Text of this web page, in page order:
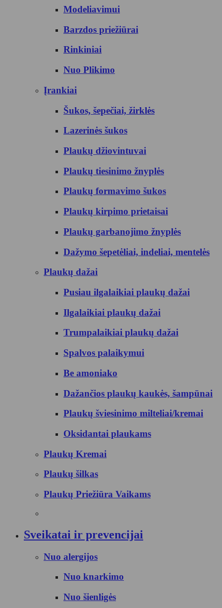
Modeliavimui
Barzdos priežiūrai
Rinkiniai
Nuo Plikimo
Įrankiai
Šukos, šepečiai, žirklės
Lazerinės šukos
Plaukų džiovintuvai
Plaukų tiesinimo žnyplės
Plaukų formavimo šukos
Plaukų kirpimo prietaisai
Plaukų garbanojimo žnyplės
Dažymo šepetėliai, indeliai, mentelės
Plaukų dažai
Pusiau ilgalaikiai plaukų dažai
Ilgalaikiai plaukų dažai
Trumpalaikiai plaukų dažai
Spalvos palaikymui
Be amoniako
Dažančios plaukų kaukės, šampūnai
Plaukų šviesinimo milteliai/kremai
Oksidantai plaukams
Plaukų Kremai
Plaukų šilkas
Plaukų Priežiūra Vaikams
Sveikatai ir prevencijai
Nuo alergijos
Nuo knarkimo
Nuo šienligės